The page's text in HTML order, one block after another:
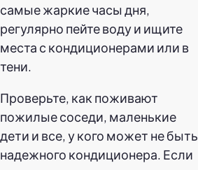
самые жаркие часы дня,
регулярно пейте воду и ищите
места с кондиционерами или в
тени.
Проверьте, как поживают
пожилые соседи, маленькие
дети и все, у кого может не быть
надежного кондиционера. Если